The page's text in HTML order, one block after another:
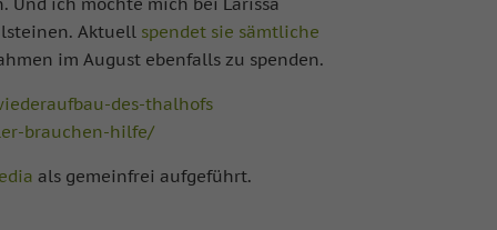
Aktuell spendet sie sämtliche
im August ebenfalls zu spenden.
des-thalhofs
brauchen-hilfe/
als gemeinfrei aufgeführt.
sind essenziell,
Daten
oder Anzeigen-
in unserer
zu ganzen